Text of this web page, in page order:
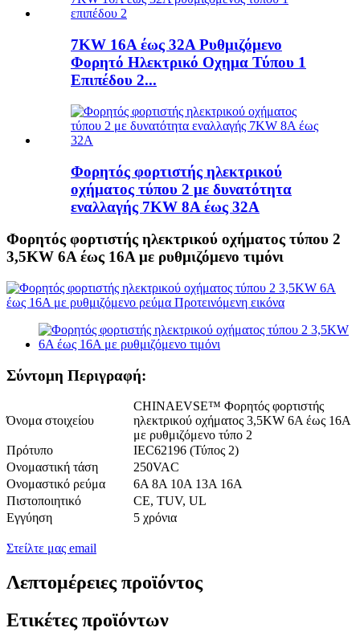
7KW 16A έως 32A Ρυθμιζόμενο
Φορητό Ηλεκτρικό Οχημα Τύπου 1
Επιπέδου 2...
Φορητός φορτιστής ηλεκτρικού
οχήματος τύπου 2 με δυνατότητα
εναλλαγής 7KW 8A έως 32A
Φορητός φορτιστής ηλεκτρικού οχήματος τύπου 2
3,5KW 6A έως 16A με ρυθμιζόμενο τιμόνι
Σύντομη Περιγραφή:
Όνομα στοιχείου
CHINAEVSE™️ Φορητός φορτιστής
ηλεκτρικού οχήματος 3,5KW 6A έως 16A
με ρυθμιζόμενο τύπο 2
Πρότυπο
IEC62196 (Τύπος 2)
Ονομαστική τάση
250VAC
Ονομαστικό ρεύμα
6Α 8Α 10Α 13Α 16Α
Πιστοποιητικό
CE, TUV, UL
Εγγύηση
5 χρόνια
Στείλτε μας email
Λεπτομέρειες προϊόντος
Ετικέτες προϊόντων